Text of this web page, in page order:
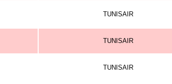
TUNISAIR
TUNISAIR
TUNISAIR